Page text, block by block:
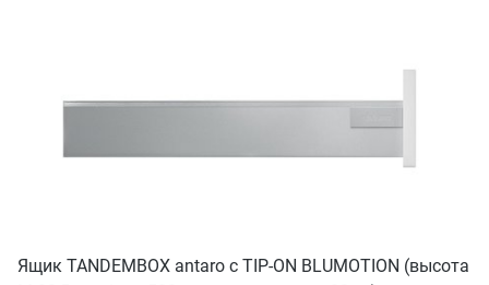
Ящик TANDEMBOX antaro с TIP-ON BLUMOTION (высота